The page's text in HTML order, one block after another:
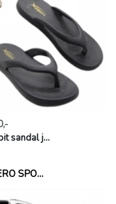
sandal j...
SPO...